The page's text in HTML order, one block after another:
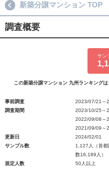
新築分譲マンション TOP
調査概要
サン
この新築分譲マンション 九州ランキング
事前調査
2023/07/21～
調査期間
2023/10/25～
2022/09/08～
2021/09/09～
更新日
2024/02/01
サンプル数
1,127人（首
数16,189人）
規定人数
50人以上